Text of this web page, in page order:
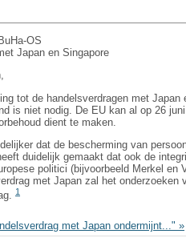
OS
Japan en Singapore
tot de handelsverdragen met
is niet nodig. De EU kan al op 26
dient te maken.
dat de bescherming van
duidelijk gemaakt dat ook de
politici (bijvoorbeeld Merkel en
met Japan zal het
1
met Japan ondermijnt..." »